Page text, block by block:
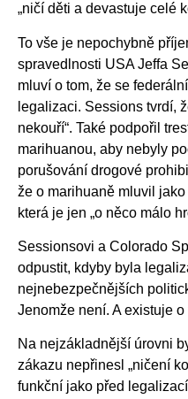
„ničí děti a devastuje celé
To vše je nepochybně
spravedlnosti USA Jeffa
mluví o tom, že se
legalizaci. Sessions tvrdí,
nekouří“. Také podpořil
marihuanou, aby nebyly
porušování drogové
že o marihuaně mluvil jako
která je jen „o něco málo
Sessionsovi a Colorado
odpustit, kdyby byla
nejnebezpečnějších
Jenomže není. A existuje
Na nejzákladnější úrovni
zákazu nepřinesl „ničení
funkční jako před